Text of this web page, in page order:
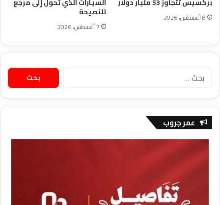
بركسيس تتجاوز 53 مليار دولار
8 أغسطس، 2026
السيارات الذي تحول إلى مرجع
للنصيحة
7 أغسطس، 2026
البحث
عن:
عمر جروب